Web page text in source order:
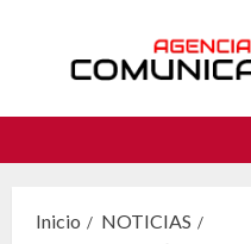
contenido
Inicio
NOTICIAS